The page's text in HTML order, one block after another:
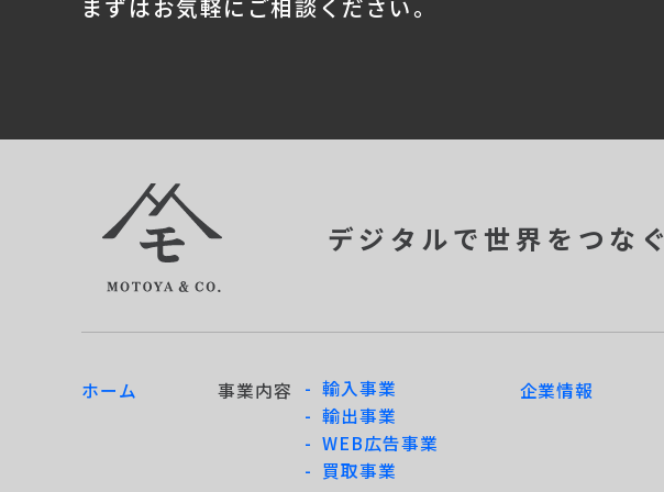
まずはお気軽にご相談ください。
デジタルで世界をつなぐ
ホーム 事業内容
- 輸入事業
- 輸出事業
- WEB広告事業
- 買取事業
企業情報